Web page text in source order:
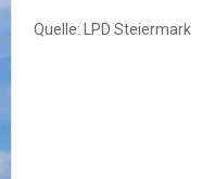
Quelle: LPD Steiermark